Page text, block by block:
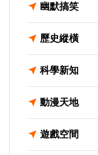
幽默搞笑
歷史縱橫
科學新知
動漫天地
遊戲空間